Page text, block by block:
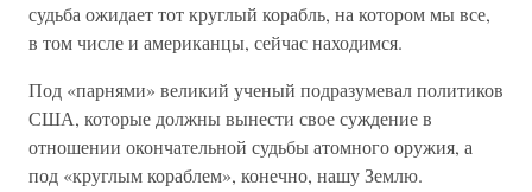
судьба ожидает тот круглый корабль, на котором мы все,
в том числе и американцы, сейчас находимся.
Под «парнями» великий ученый подразумевал политиков
США, которые должны вынести свое суждение в
отношении окончательной судьбы атомного оружия, а
под «круглым кораблем», конечно, нашу Землю.